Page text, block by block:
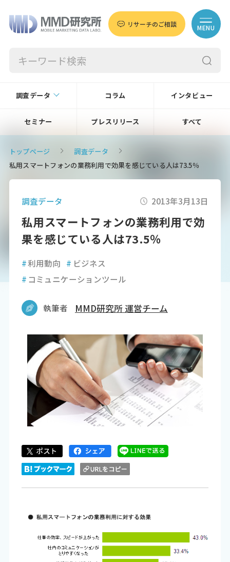
リサーチのご相談 MENU
調査データ コラム インタビュー
セミナー プレスリリース すべて
トップページ
調査データ
私用スマートフォンの業務利用で効果を感じている人は73.5％
調査データ 2013年3月13日
私用スマートフォンの業務利用で効
果を感じている人は73.5％
#利用動向 # ビジネス
# コミュニケーションツール
執筆者 MMD研究所 運営チーム